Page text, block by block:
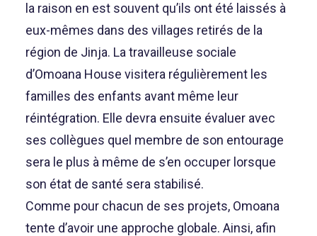
la raison en est souvent qu’ils ont été laissés à
eux-mêmes dans des villages retirés de la
région de Jinja. La travailleuse sociale
d’Omoana House visitera régulièrement les
familles des enfants avant même leur
réintégration. Elle devra ensuite évaluer avec
ses collègues quel membre de son entourage
sera le plus à même de s’en occuper lorsque
son état de santé sera stabilisé.
Comme pour chacun de ses projets, Omoana
tente d’avoir une approche globale. Ainsi, afin